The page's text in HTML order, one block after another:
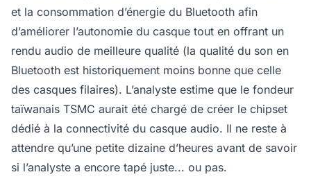
et la consommation d’énergie du Bluetooth afin
d’améliorer l’autonomie du casque tout en offrant un
rendu audio de meilleure qualité (la qualité du son en
Bluetooth est historiquement moins bonne que celle
des casques filaires). L’analyste estime que le fondeur
taïwanais TSMC aurait été chargé de créer le chipset
dédié à la connectivité du casque audio. Il ne reste à
attendre qu’une petite dizaine d’heures avant de savoir
si l’analyste a encore tapé juste... ou pas.